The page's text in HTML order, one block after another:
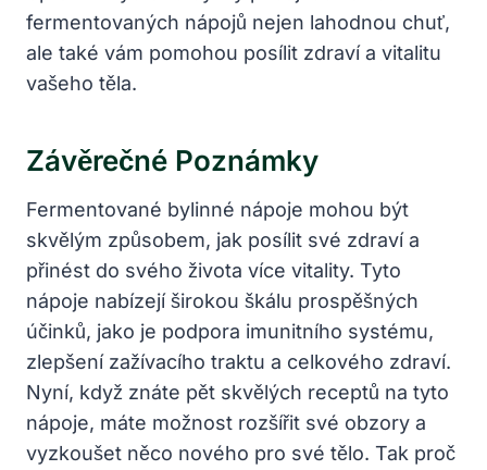
fermentovaných nápojů nejen lahodnou chuť,
ale také vám pomohou posílit zdraví a vitalitu
vašeho těla.
Závěrečné Poznámky
Fermentované bylinné nápoje mohou být
skvělým způsobem, jak posílit své zdraví a
přinést do svého života více vitality. Tyto
nápoje nabízejí širokou škálu prospěšných
účinků, jako je podpora imunitního systému,
zlepšení zažívacího traktu a celkového zdraví.
Nyní, když znáte pět skvělých receptů na tyto
nápoje, máte možnost rozšířit své obzory a
vyzkoušet něco nového pro své tělo. Tak proč